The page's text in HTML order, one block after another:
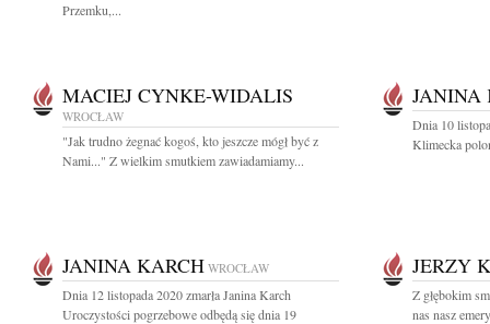
Przemku,...
MACIEJ CYNKE-WIDALIS
WROCŁAW
"Jak trudno żegnać kogoś, kto jeszcze mógł być z
Nami..." Z wielkim smutkiem zawiadamiamy...
JANINA
Dnia 10
Klimecka
JANINA KARCH WROCŁAW
Dnia 12 listopada 2020 zmarła Janina Karch
Uroczystości pogrzebowe odbędą się dnia 19
JERZY
Z głębokim
nas nasz